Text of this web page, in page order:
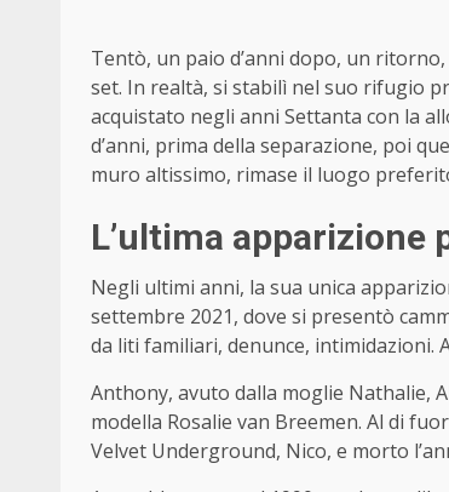
Tentò, un paio d’anni dopo, un
set. In realtà, si stabilì nel suo rifugio
acquistato negli anni Settanta con la
d’anni, prima della separazione, poi
muro altissimo, rimase il luogo
L’ultima
Negli ultimi anni, la sua unica
settembre 2021, dove si presentò
da liti familiari, denunce, intimidazioni.
Anthony, avuto dalla moglie Nathalie,
modella Rosalie van Breemen. Al di
Velvet Underground, Nico, e morto